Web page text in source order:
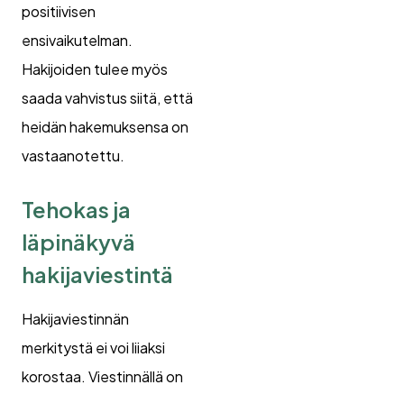
positiivisen
ensivaikutelman.
Hakijoiden tulee myös
saada vahvistus siitä, että
heidän hakemuksensa on
vastaanotettu.
Tehokas ja
läpinäkyvä
hakijaviestintä
Hakijaviestinnän
merkitystä ei voi liiaksi
korostaa. Viestinnällä on